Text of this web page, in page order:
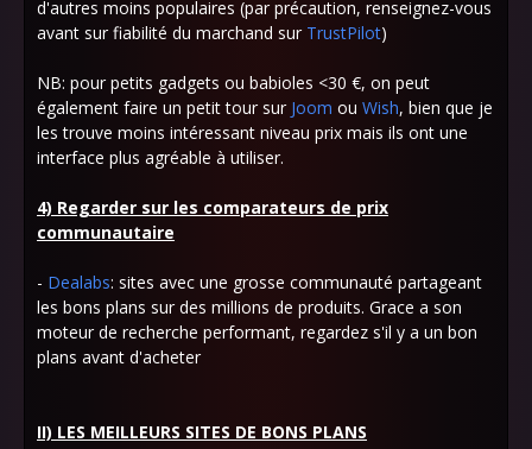
d'autres moins populaires (par précaution, renseignez-vous
avant sur fiabilité du marchand sur TrustPilot)
NB: pour petits gadgets ou babioles <30 €, on peut
également faire un petit tour sur Joom ou Wish, bien que je
les trouve moins intéressant niveau prix mais ils ont une
interface plus agréable à utiliser.
4) Regarder sur les comparateurs de prix
communautaire
- Dealabs: sites avec une grosse communauté partageant
les bons plans sur des millions de produits. Grace a son
moteur de recherche performant, regardez s'il y a un bon
plans avant d'acheter
II) LES MEILLEURS SITES DE BONS PLANS